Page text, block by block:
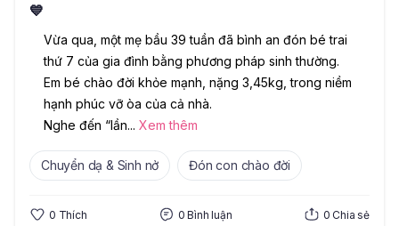
💙
Vừa qua, một mẹ bầu 39 tuần đã bình an đón bé trai
thứ 7 của gia đình bằng phương pháp sinh thường.
Em bé chào đời khỏe mạnh, nặng 3,45kg, trong niềm
hạnh phúc vỡ òa của cả nhà.
Nghe đến “lần... Xem thêm
Chuyển dạ & Sinh nở Đón con chào đời
0 Thích 0 Bình luận 0 Chia sẻ